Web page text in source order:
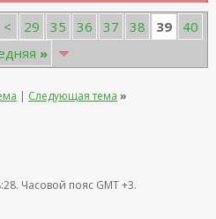
< 29 35 36 37 38 39
40
»
| Следующая тема »
. Часовой пояс GMT +3.